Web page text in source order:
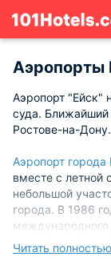
Аэропорты
Аэропорт "Ейск"
суда. Ближайший
Ростове-на-Дону.
Аэропорт
вместе с летной
небольшой
города. В 1986
страны стали
году начало
Читать полностью